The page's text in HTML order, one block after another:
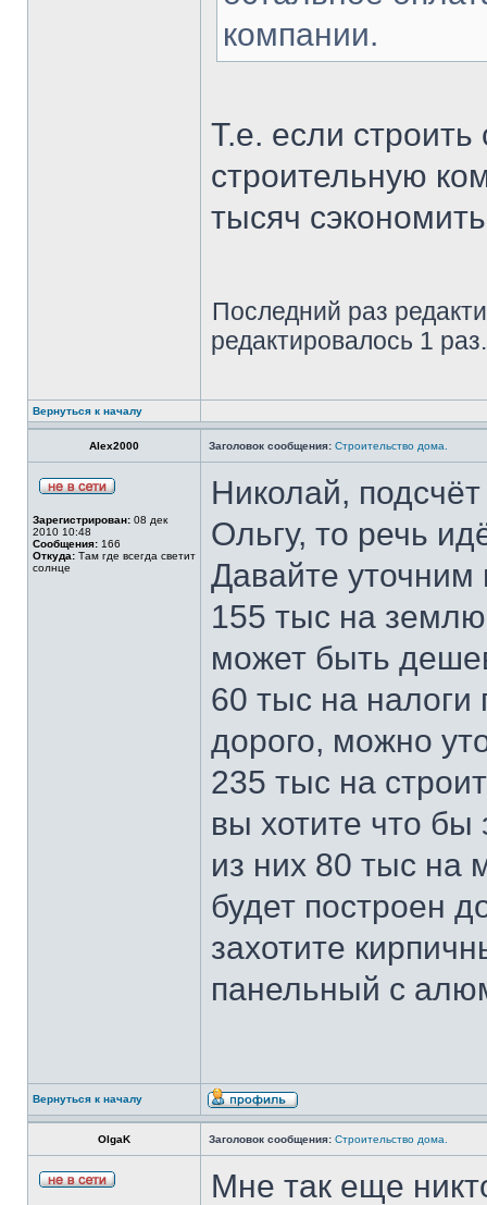
компании.
Т.е. если
строительную
тысяч
Последний раз
редактировалось 1 раз.
Вернуться к началу
Alex2000 Заголовок сообщения: Строительство дома.
Зарегистрирован: 08 дек
2010 10:48
Сообщения: 166
Откуда: Там где всегда светит
солнце
Николай,
Ольгу, то речь
Давайте
155 тыс на
может быть
60 тыс на налоги
дорого, можно
235 тыс на
вы хотите что бы
из них 80 тыс на
будет построен
захотите
панельный с
Вернуться к началу
OlgaK Заголовок сообщения: Строительство дома.
Мне так еще